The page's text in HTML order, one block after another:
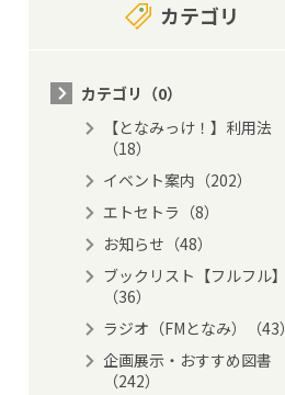
カテゴリ
カテゴリ（0）
【となみっけ！】利用法
（18）
イベント案内（202）
エトセトラ（8）
お知らせ（48）
ブックリスト【フルフル】
（36）
ラジオ（FMとなみ）（43）
企画展示・おすすめ図書
（242）